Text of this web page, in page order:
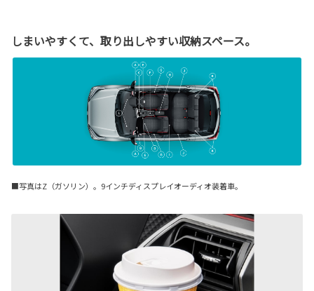
しまいやすくて、取り出しやすい収納スペース。
■写真はZ（ガソリン）。9インチディスプレイオーディオ装着車。